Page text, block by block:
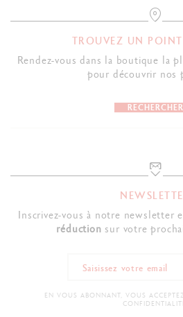
TROUVEZ UN
Rendez-vous dans la boutique la
pour découvrir nos
RECHERCHER
Inscrivez-vous à notre newsletter
réduction sur votre
EN VOUS ABONNANT, VOUS